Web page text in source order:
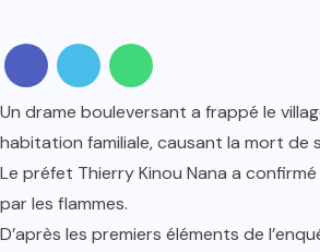
Un drame bouleversant a frappé le
habitation familiale, causant la mort de
Le préfet Thierry Kinou Nana a
par les flammes.
D’après les premiers éléments de